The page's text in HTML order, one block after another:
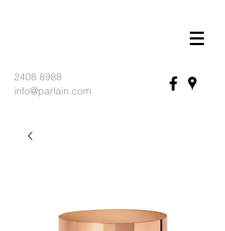
2408 8988
info@parlain.com